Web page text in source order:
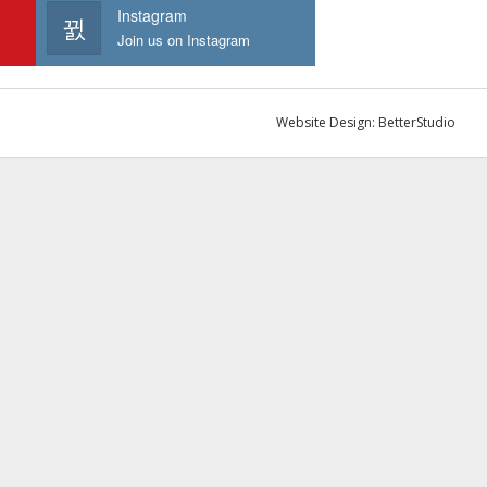
Instagram
Join us on Instagram
Website Design: BetterStudio